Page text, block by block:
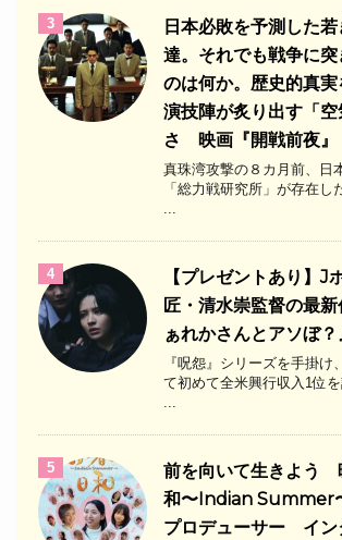
3
日本必敗を予測した若
達。それでも戦争に突
のは何か。歴史的真
演技陣が炙り出す「
さ 映画『開戦前夜』
真珠湾攻撃の８カ月前、日
「総力戦研究所」が存在
4
【プレゼントあり】J
匠・清水崇監督の最
ぁれかさんとアソぼ？
『呪怨』シリーズを手掛け
て初めて全米興行収入1位を
5
前を向いて生きよう
和〜Indian Summer
プロデューサー イン